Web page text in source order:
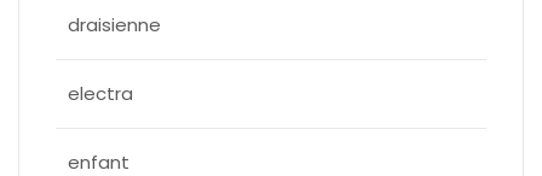
draisienne
electra
enfant